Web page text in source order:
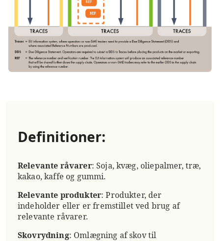
Definitioner:
Relevante råvarer: Soja, kvæg, oliepalmer, træ,
kakao, kaffe og gummi.
Relevante produkter: Produkter, der
indeholder eller er fremstillet ved brug af
relevante råvarer.
Skovrydning: Omlægning af skov til